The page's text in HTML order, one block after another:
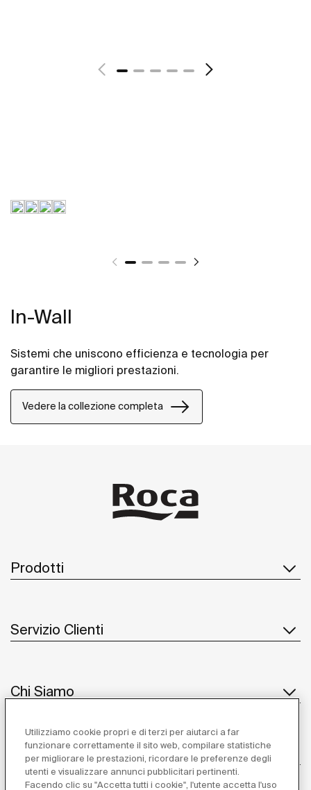
In-Wall
Sistemi che uniscono efficienza e tecnologia per
garantire le migliori prestazioni.
Vedere la collezione completa
Prodotti
Servizio Clienti
Chi Siamo
Ispirazione
Seguiteci
Utilizziamo cookie propri e di terzi per aiutarci a far
funzionare correttamente il sito web, compilare statistiche
per migliorare le prestazioni, ricordare le preferenze degli
utenti e visualizzare annunci pubblicitari pertinenti.
Facendo clic su "Accetta tutti i cookie", l'utente accetta l'uso